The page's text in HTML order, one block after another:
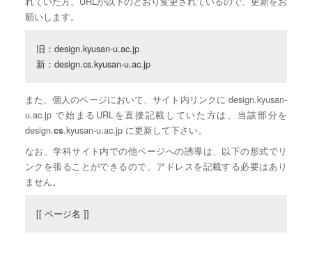
願いします。
旧：design.kyusan-u.ac.jp
新：design.cs.kyusan-u.ac.jp
また、個人のページにおいて、サイト内リンクに design.kyusan-
u.ac.jp で始まるURLを直接記載していた方は、当該部分を
design.cs.kyusan-u.ac.jp に更新して下さい。
なお、学科サイト内での他ページへの誘導は、以下の形式でリ
ンクを張ることができるので、アドレスを記載する必要はあり
ません。
[[ ページ名 ]]